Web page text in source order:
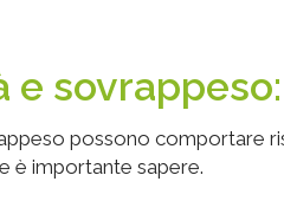
e
possono comportare
è importante sapere.